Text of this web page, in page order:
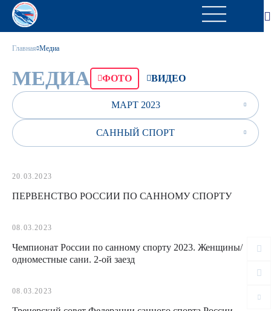
Главная Медиа
МЕДИА ФОТО ВИДЕО
МАРТ 2023
САННЫЙ СПОРТ
20.03.2023
ПЕРВЕНСТВО РОССИИ ПО САННОМУ СПОРТУ
08.03.2023
Чемпионат России по санному спорту 2023. Женщины/
одноместные сани. 2-ой заезд
08.03.2023